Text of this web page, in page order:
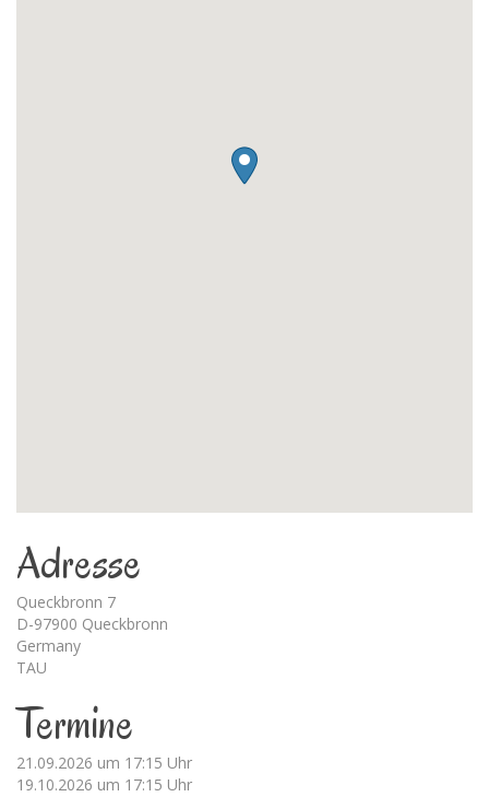
Adresse
Queckbronn 7
D-97900 Queckbronn
Germany
TAU
Termine
21.09.2026 um 17:15 Uhr
19.10.2026 um 17:15 Uhr